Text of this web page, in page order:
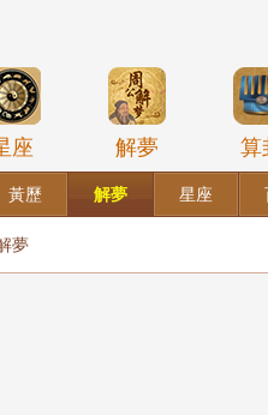
座 解夢 算
黃歷 解夢 星座
夢